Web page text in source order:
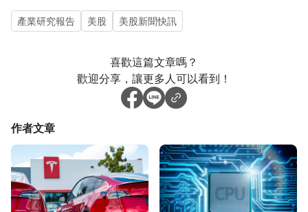
產業研究報告 美股 美股新聞快訊
喜歡這篇文章嗎？
歡迎分享，讓更多人可以看到！
作者文章